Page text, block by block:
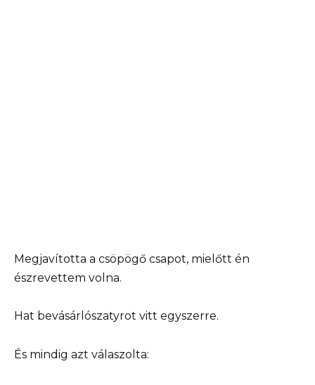
Megjavította a csöpögő csapot, mielőtt én
észrevettem volna.
Hat bevásárlószatyrot vitt egyszerre.
És mindig azt válaszolta: